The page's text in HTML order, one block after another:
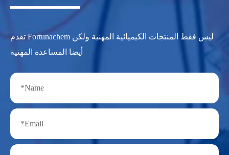
تقدم Fortunachem ليس فقط المنتجات الكيميائية المهنية ولكن
أيضا المساعدة المهنية